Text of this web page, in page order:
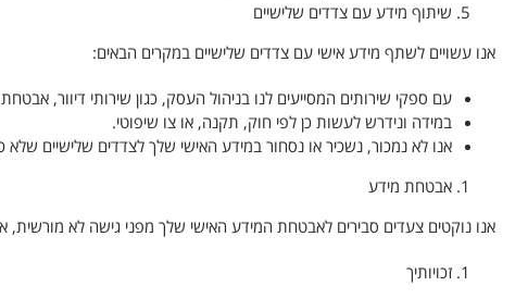
שיתוף מידע עם צדדים שלישיים
אנו עשויים לשתף מידע אישי עם צדדים שלישיים במקרים הבאים:
עם ספקי שירותים המסייעים לנו בניהול העסק, כגון שירותי דיוור,
במידה ונידרש לעשות כן לפי חוק, תקנה, או צו שיפוטי.
אנו לא נמכור, נשכיר או נסחור במידע האישי שלך לצדדים שלישיים שלא
אבטחת מידע
אנו נוקטים צעדים סבירים לאבטחת המידע האישי שלך מפני גישה לא מורשית,
זכויותיך